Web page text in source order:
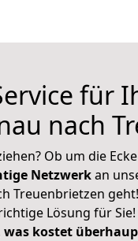
für
nach
Ob um die
Netzwerkan
Treuenbrietzen
Lösung für
was kostet